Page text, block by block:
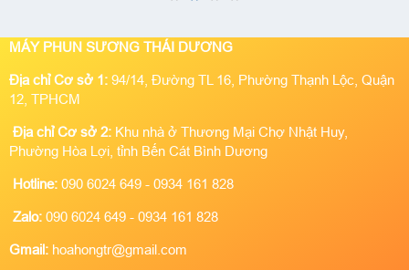
MÁY PHUN SƯƠNG THÁI DƯƠNG
Địa chỉ Cơ sở 1: 94/14, Đường TL 16, Phường Thạnh Lộc, Quận
12, TPHCM
Địa chỉ Cơ sở 2: Khu nhà ở Thương Mại Chợ Nhật Huy,
Phường Hòa Lợi, tỉnh Bến Cát Bình Dương
Hotline: 090 6024 649 - 0934 161 828
Zalo: 090 6024 649 - 0934 161 828
Gmail: hoahongtr@gmail.com